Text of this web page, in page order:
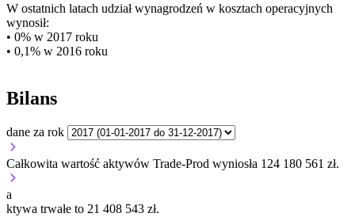
W ostatnich latach udział wynagrodzeń w kosztach operacyjnych
wynosił:
• 0% w 2017 roku
• 0,1% w 2016 roku
Bilans
dane za rok
Całkowita wartość aktywów Trade-Prod wyniosła 124 180 561 zł.
a
ktywa trwałe to 21 408 543 zł.